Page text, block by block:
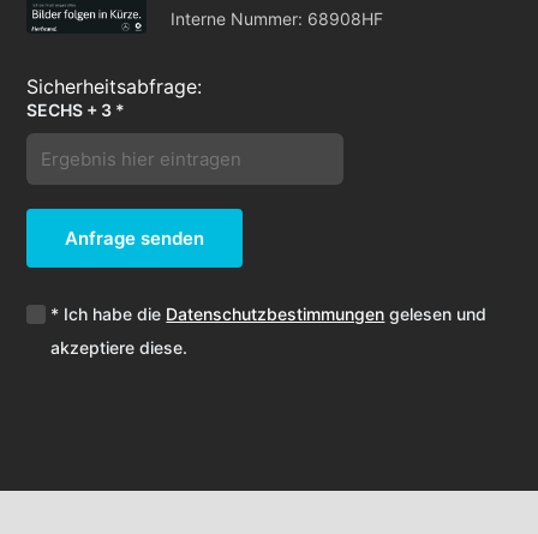
Interne Nummer: 68908HF
SECHS + 3 *
Anfrage senden
* Ich habe die Datenschutzbestimmungen gelesen und
akzeptiere diese.